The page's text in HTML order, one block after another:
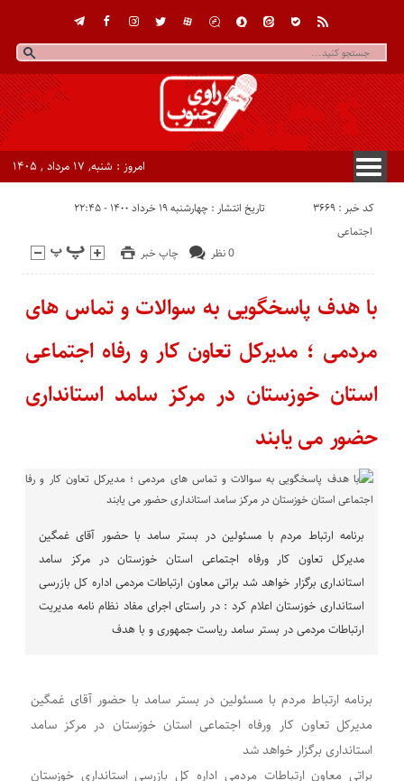
امروز : شنبه, ۱۷ مرداد , ۱۴۰۵
کد خبر : 3669 تاریخ انتشار : چهارشنبه ۱۹ خرداد ۱۴۰۰ - ۲۲:۴۵
چاپ خبر 0 نظر
اجتماعی
با هدف پاسخگویی به سوالات و تماس های
مردمی ؛ مدیرکل تعاون کار و رفاه اجتماعی
استان خوزستان در مرکز سامد استانداری
حضور می یابند
برنامه ارتباط مردم با مسئولین در بستر سامد با حضور آقای غمگین
مدیرکل تعاون کار ورفاه اجتماعی استان خوزستان در مرکز سامد
استانداری برگزار خواهد شد براتی معاون ارتباطات مردمی اداره کل بازرسی
استانداری خوزستان اعلام کرد : در راستای اجرای مفاد نظام نامه مدیریت
ارتباطات مردمی در بستر سامد ریاست جمهوری و با هدف
برنامه ارتباط مردم با مسئولین در بستر سامد با حضور آقای غمگین
مدیرکل تعاون کار ورفاه اجتماعی استان خوزستان در مرکز سامد
استانداری برگزار خواهد شد
براتی معاون ارتباطات مردمی اداره کل بازرسی استانداری خوزستان